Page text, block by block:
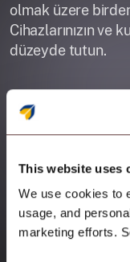
This website uses
We use cookies to
usage, and
marketing efforts.
olmak üzere
Cihazlarınızın ve
düzeyde tutun.
Daha fazla bilgi edin